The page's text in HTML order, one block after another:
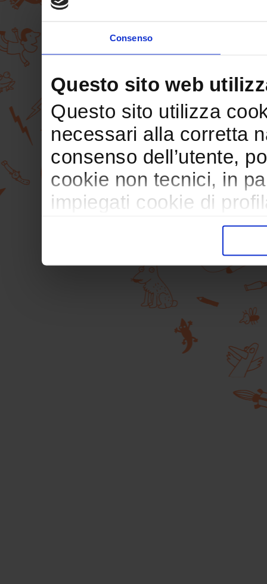
Consenso
Questo sito web
Questo sito utilizza
necessari alla corretta
consenso dell’utente,
cookie non tecnici, in
impiegati cookie di
trasferimento verso
durante la navigazione.
Per maggiori dettagli
durante la
privacy sui cookie, ti
informativa cookie
Chiudendo il banner
senza alcuna